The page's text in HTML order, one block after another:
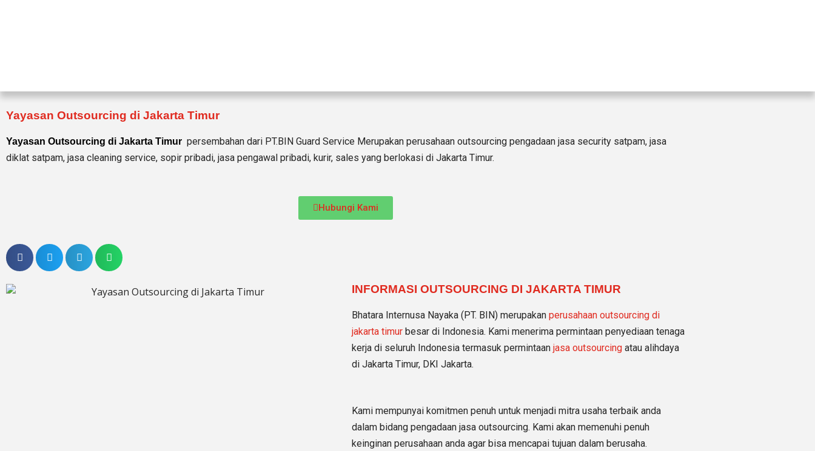
Yayasan Outsourcing di Jakarta Timur
Yayasan Outsourcing di Jakarta Timur persembahan dari PT.BIN Guard Service Merupakan perusahaan outsourcing pengadaan jasa security satpam, jasa
diklat satpam, jasa cleaning service, sopir pribadi, jasa pengawal pribadi, kurir, sales yang berlokasi di Jakarta Timur.
Hubungi Kami
INFORMASI OUTSOURCING DI JAKARTA TIMUR
Bhatara Internusa Nayaka (PT. BIN) merupakan perusahaan outsourcing di
jakarta timur besar di Indonesia. Kami menerima permintaan penyediaan tenaga
kerja di seluruh Indonesia termasuk permintaan jasa outsourcing atau alihdaya
di Jakarta Timur, DKI Jakarta.
Kami mempunyai komitmen penuh untuk menjadi mitra usaha terbaik anda
dalam bidang pengadaan jasa outsourcing. Kami akan memenuhi penuh
keinginan perusahaan anda agar bisa mencapai tujuan dalam berusaha.